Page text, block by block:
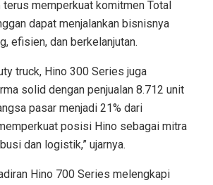
memperkuat komitmen Total
dapat menjalankan bisnisnya
efisien, dan berkelanjutan.
truck, Hino 300 Series juga
solid dengan penjualan 8.712 unit
pasar menjadi 21% dari
posisi Hino sebagai mitra
dan logistik,” ujarnya.
Hino 700 Series melengkapi